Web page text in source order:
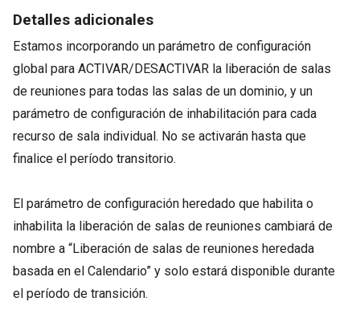
Detalles adicionales
Estamos incorporando un parámetro de configuración
global para ACTIVAR/DESACTIVAR la liberación de salas
de reuniones para todas las salas de un dominio, y un
parámetro de configuración de inhabilitación para cada
recurso de sala individual. No se activarán hasta que
finalice el período transitorio.
El parámetro de configuración heredado que habilita o
inhabilita la liberación de salas de reuniones cambiará de
nombre a “Liberación de salas de reuniones heredada
basada en el Calendario” y solo estará disponible durante
el período de transición.